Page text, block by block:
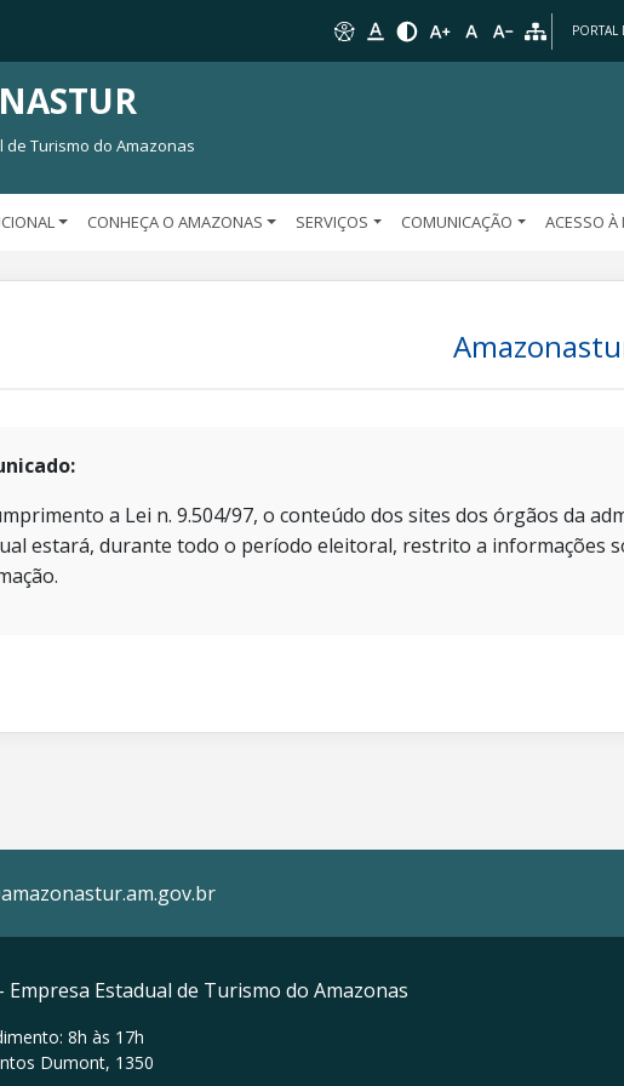
PORTAL
de Turismo do Amazonas
CONHEÇA O AMAZONAS SERVIÇOS COMUNICAÇÃO ACESSO À
a Lei n. 9.504/97, o conteúdo dos sites dos órgãos da
estará, durante todo o período eleitoral, restrito a informações
Estadual de Turismo do Amazonas
8h às 17h
Dumont, 1350